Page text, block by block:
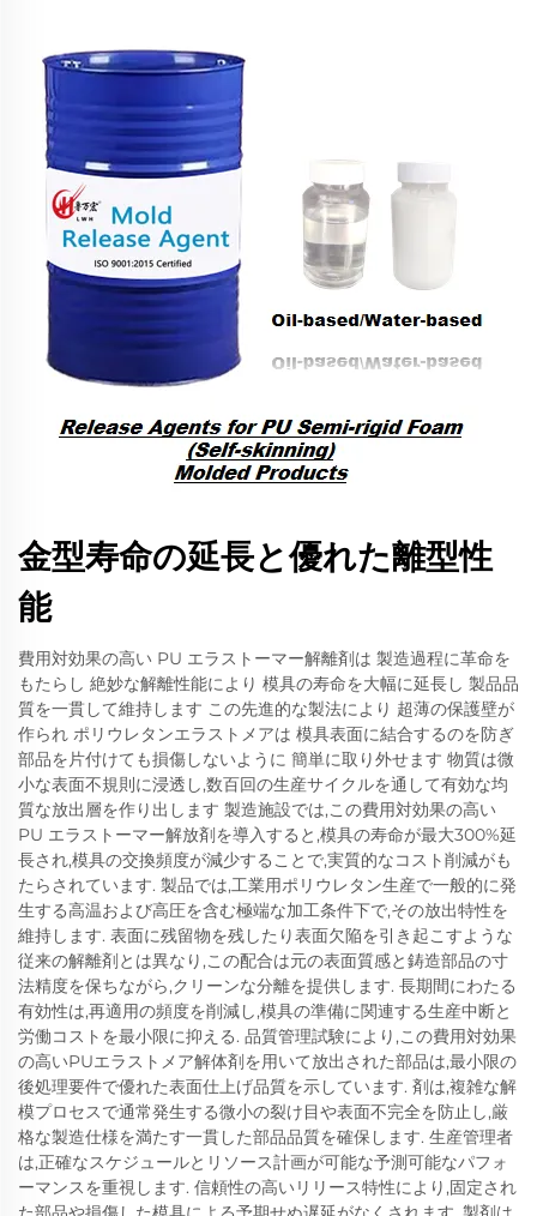
金型寿命の延長と優れた離型性
能
費用対効果の高い PU エラストーマー解離剤は 製造過程に革命を
もたらし 絶妙な解離性能により 模具の寿命を大幅に延長し 製品品
質を一貫して維持します この先進的な製法により 超薄の保護壁が
作られ ポリウレタンエラストメアは 模具表面に結合するのを防ぎ
部品を片付けても損傷しないように 簡単に取り外せます 物質は微
小な表面不規則に浸透し,数百回の生産サイクルを通して有効な均
質な放出層を作り出します 製造施設では,この費用対効果の高い
PU エラストーマー解放剤を導入すると,模具の寿命が最大300%延
長され,模具の交換頻度が減少することで,実質的なコスト削減がも
たらされています. 製品では,工業用ポリウレタン生産で一般的に発
生する高温および高圧を含む極端な加工条件下で,その放出特性を
維持します. 表面に残留物を残したり表面欠陥を引き起こすような
従来の解離剤とは異なり,この配合は元の表面質感と鋳造部品の寸
法精度を保ちながら,クリーンな分離を提供します. 長期間にわたる
有効性は,再適用の頻度を削減し,模具の準備に関連する生産中断と
労働コストを最小限に抑える. 品質管理試験により,この費用対効果
の高いPUエラストメア解体剤を用いて放出された部品は,最小限の
後処理要件で優れた表面仕上げ品質を示しています. 剤は,複雑な解
模プロセスで通常発生する微小の裂け目や表面不完全を防止し,厳
格な製造仕様を満たす一貫した部品品質を確保します. 生産管理者
は,正確なスケジュールとリソース計画が可能な予測可能なパフォ
ーマンスを重視します. 信頼性の高いリリース特性により,固定され